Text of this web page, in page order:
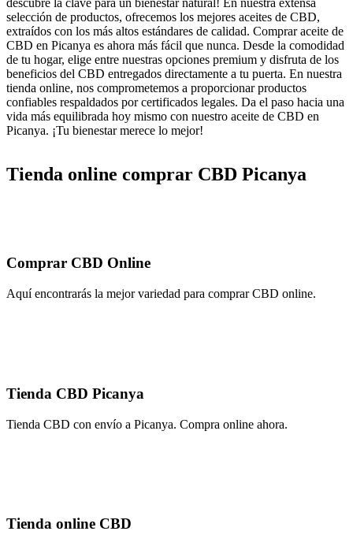
selección de productos, ofrecemos los mejores aceites de CBD,
extraídos con los más altos estándares de calidad. Comprar aceite de
CBD en Picanya es ahora más fácil que nunca. Desde la comodidad
de tu hogar, elige entre nuestras opciones premium y disfruta de los
beneficios del CBD entregados directamente a tu puerta. En nuestra
tienda online, nos comprometemos a proporcionar productos
confiables respaldados por certificados legales. Da el paso hacia una
vida más equilibrada hoy mismo con nuestro aceite de CBD en
Picanya. ¡Tu bienestar merece lo mejor!
Tienda online comprar CBD Picanya
Comprar CBD Online
Aquí encontrarás la mejor variedad para comprar CBD online.
Tienda CBD Picanya
Tienda CBD con envío a Picanya. Compra online ahora.
Tienda online CBD